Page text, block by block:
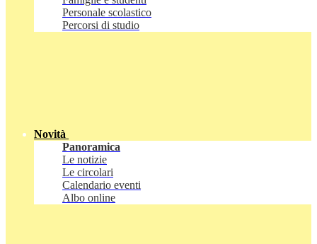
Personale scolastico
Percorsi di studio
Novità
Panoramica
Le notizie
Le circolari
Calendario eventi
Albo online